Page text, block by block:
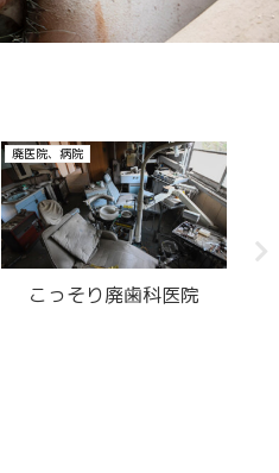
その他
UFOみたいな照明の廃ア